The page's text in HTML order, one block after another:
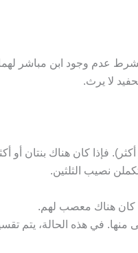
بشرط عدم وجود ابن مباشر
لا يرث.
فإذا كان هناك بنتان أو
نصيب الثلثين.
كان هناك معصب لهم.
في هذه الحالة، يتم